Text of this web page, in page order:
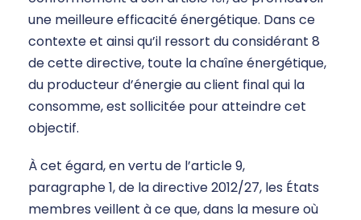
une meilleure efficacité énergétique. Dans ce
contexte et ainsi qu’il ressort du considérant 8
de cette directive, toute la chaîne énergétique,
du producteur d’énergie au client final qui la
consomme, est sollicitée pour atteindre cet
objectif.
À cet égard, en vertu de l’article 9,
paragraphe 1, de la directive 2012/27, les États
membres veillent à ce que, dans la mesure où